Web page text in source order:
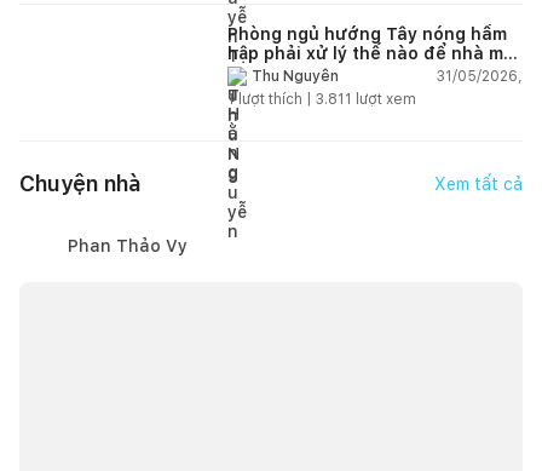
Phòng ngủ hướng Tây nóng hầm
hập phải xử lý thế nào để nhà mát
hơn?Thu Nguyễn
31/05/2026,
1lượt thích | 3.811 lượt xem
Chuyện nhà Xem tất cả
Phan Thảo Vy